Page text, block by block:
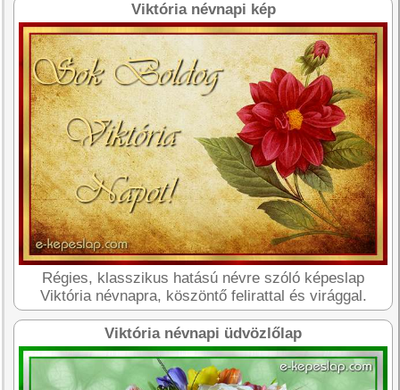
Viktória névnapi kép
Régies, klasszikus hatású névre szóló képeslap
Viktória névnapra, köszöntő felirattal és virággal.
Viktória névnapi üdvözlőlap